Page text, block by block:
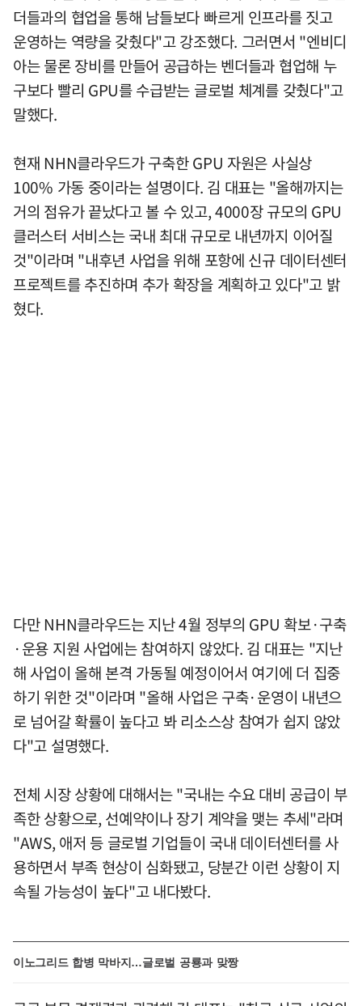
더들과의 협업을 통해 남들보다 빠르게 인프라를 짓고
운영하는 역량을 갖췄다"고 강조했다. 그러면서 "엔비디
아는 물론 장비를 만들어 공급하는 벤더들과 협업해 누
구보다 빨리 GPU를 수급받는 글로벌 체계를 갖췄다"고
말했다.
현재 NHN클라우드가 구축한 GPU 자원은 사실상
100% 가동 중이라는 설명이다. 김 대표는 "올해까지는
거의 점유가 끝났다고 볼 수 있고, 4000장 규모의 GPU
클러스터 서비스는 국내 최대 규모로 내년까지 이어질
것"이라며 "내후년 사업을 위해 포항에 신규 데이터센터
프로젝트를 추진하며 추가 확장을 계획하고 있다"고 밝
혔다.
다만 NHN클라우드는 지난 4월 정부의 GPU 확보·구축
·운용 지원 사업에는 참여하지 않았다. 김 대표는 "지난
해 사업이 올해 본격 가동될 예정이어서 여기에 더 집중
하기 위한 것"이라며 "올해 사업은 구축·운영이 내년으
로 넘어갈 확률이 높다고 봐 리소스상 참여가 쉽지 않았
다"고 설명했다.
전체 시장 상황에 대해서는 "국내는 수요 대비 공급이 부
족한 상황으로, 선예약이나 장기 계약을 맺는 추세"라며
"AWS, 애저 등 글로벌 기업들이 국내 데이터센터를 사
용하면서 부족 현상이 심화됐고, 당분간 이런 상황이 지
속될 가능성이 높다"고 내다봤다.
이노그리드 합병 막바지…글로벌 공룡과 맞짱